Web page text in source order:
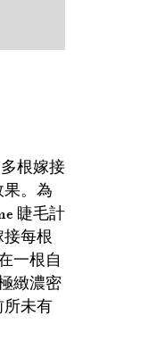
根嫁接
。為
睫毛計
每根
一根自
緻濃密
所未有